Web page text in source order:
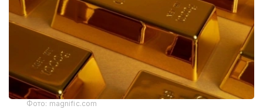
Фото: magnific.com